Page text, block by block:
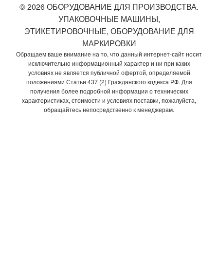
© 2026 ОБОРУДОВАНИЕ ДЛЯ ПРОИЗВОДСТВА.
УПАКОВОЧНЫЕ МАШИНЫ,
ЭТИКЕТИРОВОЧНЫЕ, ОБОРУДОВАНИЕ ДЛЯ
МАРКИРОВКИ
Обращаем ваше внимание на то, что данный интернет-сайт носит
исключительно информационный характер и ни при каких
условиях не является публичной офертой, определяемой
положениями Статьи 437 (2) Гражданского кодекса РФ. Для
получения более подробной информации о технических
характеристиках, стоимости и условиях поставки, пожалуйста,
обращайтесь непосредственно к менеджерам.